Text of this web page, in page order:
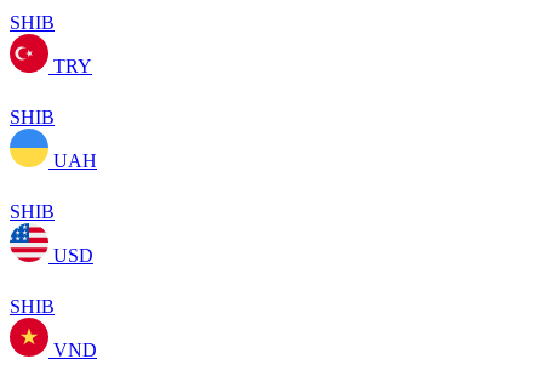
SHIB
TRY
SHIB
UAH
SHIB
USD
SHIB
VND